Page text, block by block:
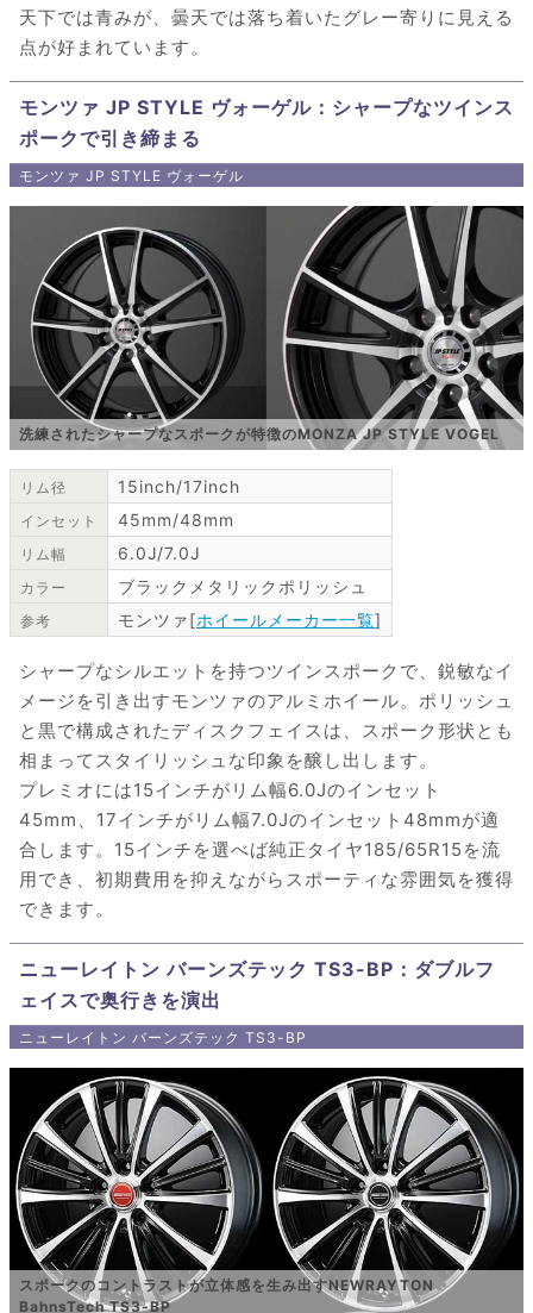
天下では青みが、曇天では落ち着いたグレー寄りに見える
点が好まれています。
モンツァ JP STYLE ヴォーゲル：シャープなツインス
ポークで引き締まる
モンツァ JP STYLE ヴォーゲル
洗練されたシャープなスポークが特徴のMONZA JP STYLE VOGEL
リム径 15inch/17inch
インセット 45mm/48mm
リム幅 6.0J/7.0J
カラー ブラックメタリックポリッシュ
参考 モンツァ[ホイールメーカー一覧]
シャープなシルエットを持つツインスポークで、鋭敏なイ
メージを引き出すモンツァのアルミホイール。ポリッシュ
と黒で構成されたディスクフェイスは、スポーク形状とも
相まってスタイリッシュな印象を醸し出します。
プレミオには15インチがリム幅6.0Jのインセット
45mm、17インチがリム幅7.0Jのインセット48mmが適
合します。15インチを選べば純正タイヤ185/65R15を流
用でき、初期費用を抑えながらスポーティな雰囲気を獲得
できます。
ニューレイトン バーンズテック TS3-BP：ダブルフ
ェイスで奥行きを演出
ニューレイトン バーンズテック TS3-BP
スポークのコントラストが立体感を生み出すNEWRAYTON
BahnsTech TS3-BP